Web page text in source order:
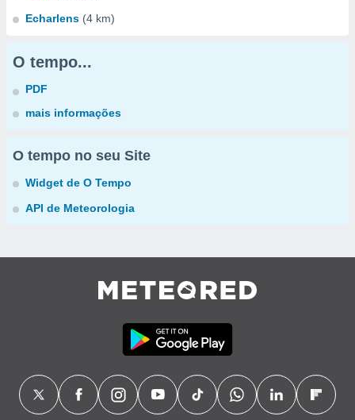
Echarlens (4 km)
O tempo...
PDF
mais informações
O tempo no seu Site
Widget de O Tempo
API de Meteorologia